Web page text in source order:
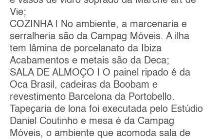
Vie;
COZINHA | No ambiente, a marcenaria e
serralheria são da Campag Móveis. A ilha
tem lâmina de porcelanato da Ibiza
Acabamentos e metais são da Deca;
SALA DE ALMOÇO | O painel ripado é da
Oca Brasil, cadeiras da Boobam e
revestimento Barcelona da Portobello.
Tapeçaria de lona foi executada pelo Estúdio
Daniel Coutinho e mesa é da Campag
Móveis, o ambiente que acomoda sala de